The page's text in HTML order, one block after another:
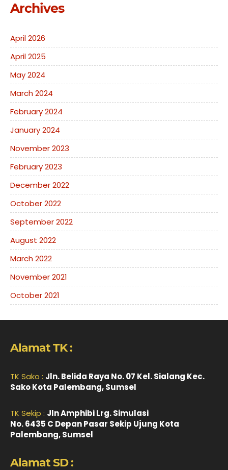
Archives
April 2026
April 2025
May 2024
March 2024
February 2024
January 2024
November 2023
February 2023
December 2022
October 2022
September 2022
August 2022
March 2022
November 2021
October 2021
Alamat TK :
TK Sako : Jln. Belida Raya No. 07 Kel. Sialang Kec.
Sako Kota Palembang, Sumsel
TK Sekip : Jln Amphibi Lrg. Simulasi
No. 6435 C Depan Pasar Sekip Ujung Kota
Palembang, Sumsel
Alamat SD :